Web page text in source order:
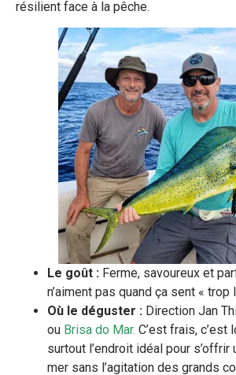
résilient face à la pêche.
Le goût : Ferme, savoureux et
n’aiment pas quand ça sent « trop
Où le déguster : Direction Jan
ou Brisa do Mar. C’est frais, c’est
surtout l’endroit idéal pour
mer sans l’agitation des grands